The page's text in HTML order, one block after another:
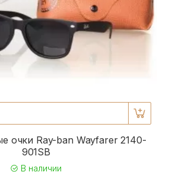
очки Ray-ban Wayfarer 2140-
901SB
В наличии